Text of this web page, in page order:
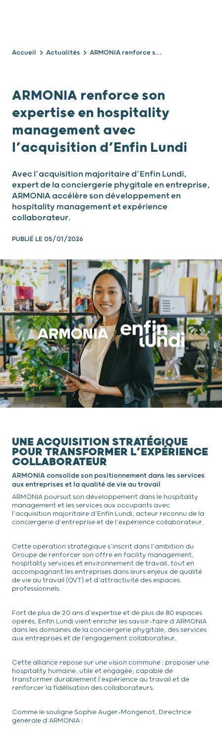
Accueil Actualités ARMONIA renforce son expertise en hospitality management avec l’acquisition d’Enfin Lundi
ARMONIA renforce son
expertise en hospitality
management avec
l’acquisition d’Enfin Lundi
Avec l’acquisition majoritaire d’Enfin Lundi,
expert de la conciergerie phygitale en entreprise,
ARMONIA accélère son développement en
hospitality management et expérience
collaborateur.
PUBLIÉ LE 05/01/2026
UNE ACQUISITION STRATÉGIQUE
POUR TRANSFORMER L’EXPÉRIENCE
COLLABORATEUR
ARMONIA consolide son positionnement dans les services
aux entreprises et la qualité de vie au travail
ARMONIA poursuit son développement dans le hospitality
management et les services aux occupants avec
l’acquisition majoritaire d’Enfin Lundi, acteur reconnu de la
conciergerie d’entreprise et de l’expérience collaborateur.
Cette opération stratégique s’inscrit dans l’ambition du
Groupe de renforcer son offre en facility management,
hospitality services et environnement de travail, tout en
accompagnant les entreprises dans leurs enjeux de qualité
de vie au travail (QVT) et d’attractivité des espaces
professionnels.
Fort de plus de 20 ans d’expertise et de plus de 80 espaces
opérés, Enfin Lundi vient enrichir les savoir-faire d’ARMONIA
dans les domaines de la conciergerie phygitale, des services
aux entreprises et de l’engagement collaborateur.
Cette alliance repose sur une vision commune : proposer une
hospitality humaine, utile et engagée, capable de
transformer durablement l’expérience au travail et de
renforcer la fidélisation des collaborateurs.
Comme le souligne Sophie Auger-Mongenot, Directrice
générale d’ARMONIA :